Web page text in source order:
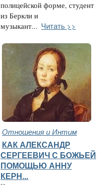
полицейской форме, студент
из Беркли и
музыкант... Читать >>
Отношения и Интим
КАК АЛЕКСАНДР
СЕРГЕЕВИЧ С БОЖЬЕЙ
ПОМОЩЬЮ АННУ
КЕРН...